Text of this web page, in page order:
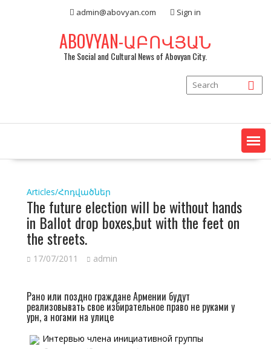
admin@abovyan.com Sign in
ABOVYAN-ԱԲՈՎՅԱՆ
The Social and Cultural News of Abovyan City.
Articles/Հոդվածներ
The future election will be without hands
in Ballot drop boxes,but with the feet on
the streets.
17/07/2011 admin
Рано или поздно граждане Армении будут
реализовывать свое избирательное право не руками у
урн, а ногами на улице
Интервью члена инициативной группы